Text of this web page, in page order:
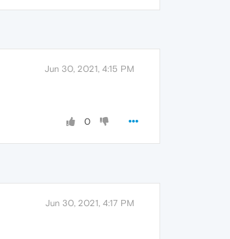
Jun 30, 2021, 4:15 PM
0
Jun 30, 2021, 4:17 PM